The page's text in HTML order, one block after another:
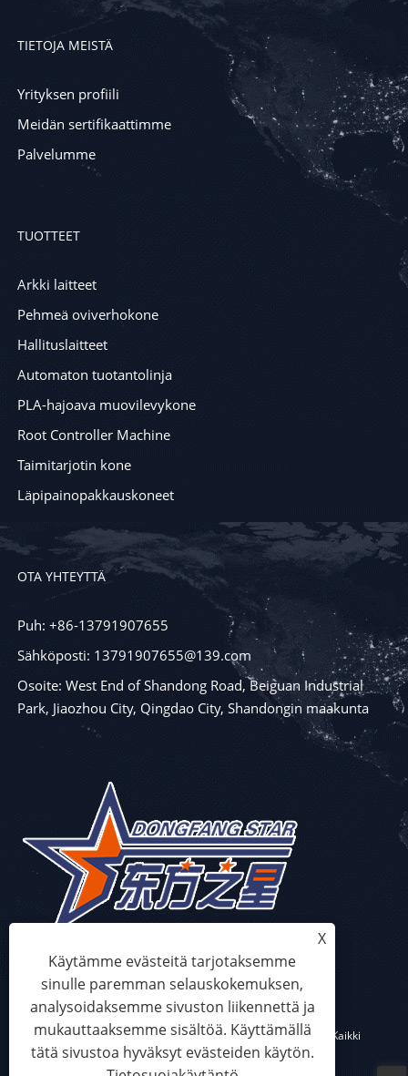
TIETOJA MEISTÄ
Yrityksen profiili
Meidän sertifikaattimme
Palvelumme
TUOTTEET
Arkki laitteet
Pehmeä oviverhokone
Hallituslaitteet
Automaton tuotantolinja
PLA-hajoava muovilevykone
Root Controller Machine
Taimitarjotin kone
Läpipainopakkauskoneet
OTA YHTEYTTÄ
Puh: +86-13791907655
Sähköposti: 13791907655@139.com
Osoite: West End of Shandong Road, Beiguan Industrial
Park, Jiaozhou City, Qingdao City, Shandongin maakunta
Copyright © 2023 Qingdao Eaststar Plastic Machinery Co.,Ltd. Kaikki
X
Käytämme evästeitä tarjotaksemme
sinulle paremman selauskokemuksen,
analysoidaksemme sivuston liikennettä ja
mukauttaaksemme sisältöä. Käyttämällä
tätä sivustoa hyväksyt evästeiden käytön.